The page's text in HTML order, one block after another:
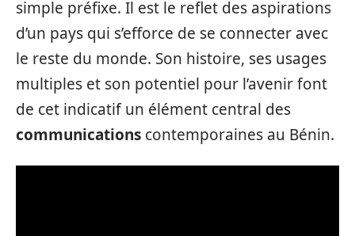
simple préfixe. Il est le reflet des aspirations
d’un pays qui s’efforce de se connecter avec
le reste du monde. Son histoire, ses usages
multiples et son potentiel pour l’avenir font
de cet indicatif un élément central des
communications contemporaines au Bénin.